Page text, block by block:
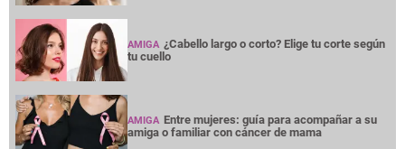
AMIGA ¿Cabello largo o corto? Elige tu corte según
tu cuello
AMIGA Entre mujeres: guía para acompañar a su
amiga o familiar con cáncer de mama